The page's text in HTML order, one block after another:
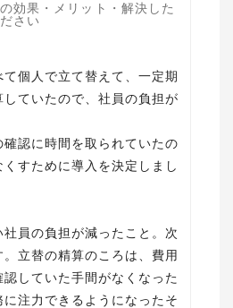
効果・メリット・解決した
さい
個人で立て替えて、一定期
ていたので、社員の負担が
確認に時間を取られていたの
すために導入を決定しまし
員の負担が減ったこと。次
立替の精算のころは、費用
していた手間がなくなった
注力できるようになったそ